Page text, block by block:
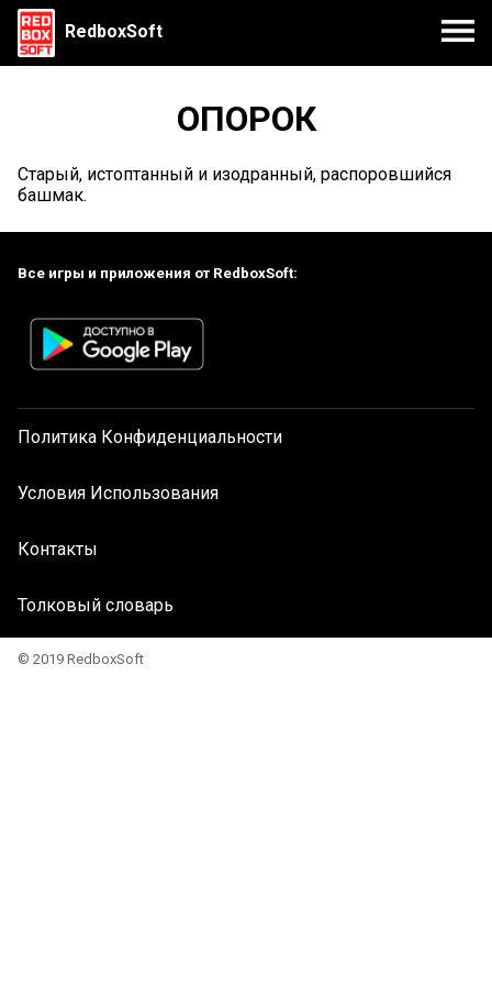
RedboxSoft
ОПОРОК
Старый, истоптанный и изодранный, распоровшийся
башмак.
Все игры и приложения от RedboxSoft:
Политика Конфиденциальности
Условия Использования
Контакты
Толковый словарь
© 2019 RedboxSoft